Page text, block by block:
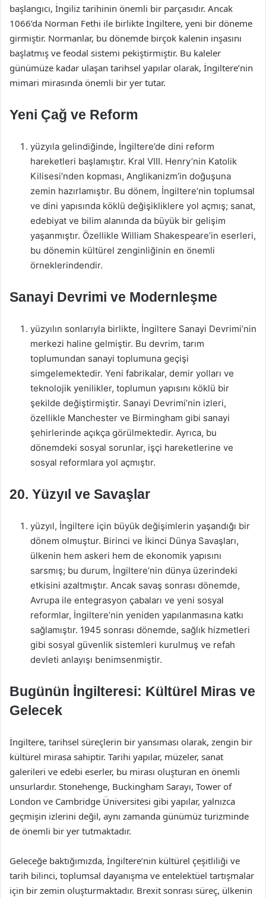
başlangıcı, İngiliz tarihinin önemli bir parçasıdır. Ancak
1066’da Norman Fethi ile birlikte İngiltere, yeni bir döneme
girmiştir. Normanlar, bu dönemde birçok kalenin inşasını
başlatmış ve feodal sistemi pekiştirmiştir. Bu kaleler
günümüze kadar ulaşan tarihsel yapılar olarak, İngiltere’nin
mimari mirasında önemli bir yer tutar.
Yeni Çağ ve Reform
yüzyıla gelindiğinde, İngiltere’de dini reform
hareketleri başlamıştır. Kral VIII. Henry’nin Katolik
Kilisesi’nden kopması, Anglikanizm’in doğuşuna
zemin hazırlamıştır. Bu dönem, İngiltere’nin toplumsal
ve dini yapısında köklü değişikliklere yol açmış; sanat,
edebiyat ve bilim alanında da büyük bir gelişim
yaşanmıştır. Özellikle William Shakespeare’in eserleri,
bu dönemin kültürel zenginliğinin en önemli
örneklerindendir.
Sanayi Devrimi ve Modernleşme
yüzyılın sonlarıyla birlikte, İngiltere Sanayi Devrimi’nin
merkezi haline gelmiştir. Bu devrim, tarım
toplumundan sanayi toplumuna geçişi
simgelemektedir. Yeni fabrikalar, demir yolları ve
teknolojik yenilikler, toplumun yapısını köklü bir
şekilde değiştirmiştir. Sanayi Devrimi’nin izleri,
özellikle Manchester ve Birmingham gibi sanayi
şehirlerinde açıkça görülmektedir. Ayrıca, bu
dönemdeki sosyal sorunlar, işçi hareketlerine ve
sosyal reformlara yol açmıştır.
20. Yüzyıl ve Savaşlar
yüzyıl, İngiltere için büyük değişimlerin yaşandığı bir
dönem olmuştur. Birinci ve İkinci Dünya Savaşları,
ülkenin hem askeri hem de ekonomik yapısını
sarsmış; bu durum, İngiltere’nin dünya üzerindeki
etkisini azaltmıştır. Ancak savaş sonrası dönemde,
Avrupa ile entegrasyon çabaları ve yeni sosyal
reformlar, İngiltere’nin yeniden yapılanmasına katkı
sağlamıştır. 1945 sonrası dönemde, sağlık hizmetleri
gibi sosyal güvenlik sistemleri kurulmuş ve refah
devleti anlayışı benimsenmiştir.
Bugünün İngilteresi: Kültürel Miras ve
Gelecek
İngiltere, tarihsel süreçlerin bir yansıması olarak, zengin bir
kültürel mirasa sahiptir. Tarihi yapılar, müzeler, sanat
galerileri ve edebi eserler, bu mirası oluşturan en önemli
unsurlardır. Stonehenge, Buckingham Sarayı, Tower of
London ve Cambridge Üniversitesi gibi yapılar, yalnızca
geçmişin izlerini değil, aynı zamanda günümüz turizminde
de önemli bir yer tutmaktadır.
Geleceğe baktığımızda, İngiltere’nin kültürel çeşitliliği ve
tarih bilinci, toplumsal dayanışma ve entelektüel tartışmalar
için bir zemin oluşturmaktadır. Brexit sonrası süreç, ülkenin